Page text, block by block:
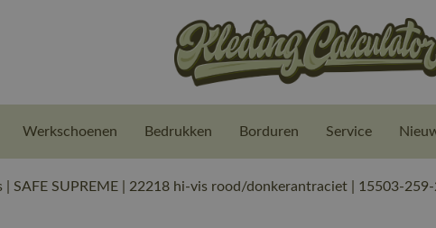
Werkschoenen Bedrukken Borduren Service
| SAFE SUPREME | 22218 hi-vis rood/donkerantraciet | 15503-